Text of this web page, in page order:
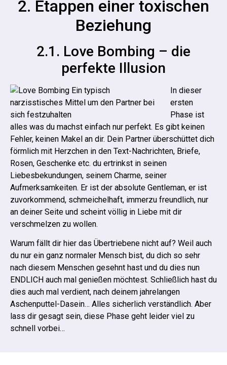
2. Etappen einer toxischen
Beziehung
2.1. Love Bombing – die
perfekte Illusion
In dieser
ersten
Phase ist
alles was du machst einfach nur perfekt. Es gibt keinen
Fehler, keinen Makel an dir. Dein Partner überschüttet dich
förmlich mit Herzchen in den Text-Nachrichten, Briefe,
Rosen, Geschenke etc. du ertrinkst in seinen
Liebesbekundungen, seinem Charme, seiner
Aufmerksamkeiten. Er ist der absolute Gentleman, er ist
zuvorkommend, schmeichelhaft, immerzu freundlich, nur
an deiner Seite und scheint völlig in Liebe mit dir
verschmelzen zu wollen.
Warum fällt dir hier das Übertriebene nicht auf? Weil auch
du nur ein ganz normaler Mensch bist, du dich so sehr
nach diesem Menschen gesehnt hast und du dies nun
ENDLICH auch mal genießen möchtest. Schließlich hast du
dies auch mal verdient, nach deinem jahrelangen
Aschenputtel-Dasein… Alles sicherlich verständlich. Aber
lass dir gesagt sein, diese Phase geht leider viel zu
schnell vorbei…